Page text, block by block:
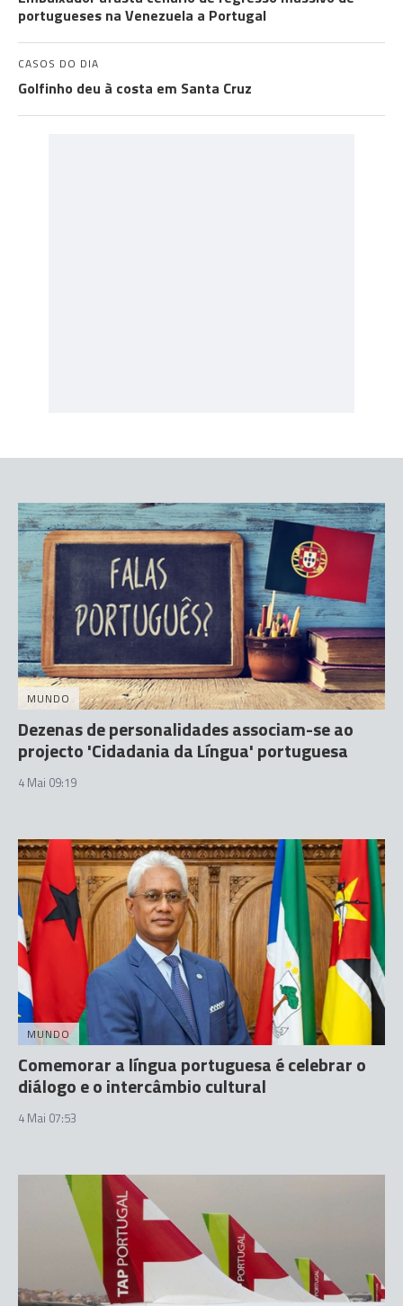
portugueses na Venezuela a Portugal
CASOS DO DIA
Golfinho deu à costa em Santa Cruz
MUNDO
Dezenas de personalidades associam-se ao
projecto 'Cidadania da Língua' portuguesa
4 Mai 09:19
MUNDO
Comemorar a língua portuguesa é celebrar o
diálogo e o intercâmbio cultural
4 Mai 07:53